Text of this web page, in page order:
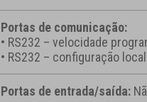
Portas de comunicação:
• RS232 – velocidade
• RS232 – configuração
Portas de entrada/saída: